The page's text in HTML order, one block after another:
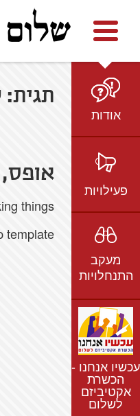
Facebookyoutube twitter
אודות
הצוות
חזון ועמדות
אמיל גרינצווייג
שקיפות
פעילויות
ברשת
בתקשורת
וידאו
מעקב
התנחלויות
נתונים
חדשות
נושאים
רשימת התנחלויות
מפת התנחלויות
עכשיו אנחנו -
הכשרת
אקטיביזם
לשלום
תגית:
things.